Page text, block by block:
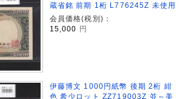
蔵省銘 前期 1桁 L776245Z 未使用
会員価格(税別)：
15,000
円
伊藤博文 1000円紙幣 後期 2桁 紺
色 希少ロット ZZ719003Z 並～美